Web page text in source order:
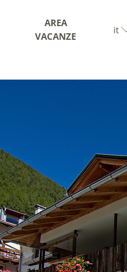
AREA
VACANZE
it